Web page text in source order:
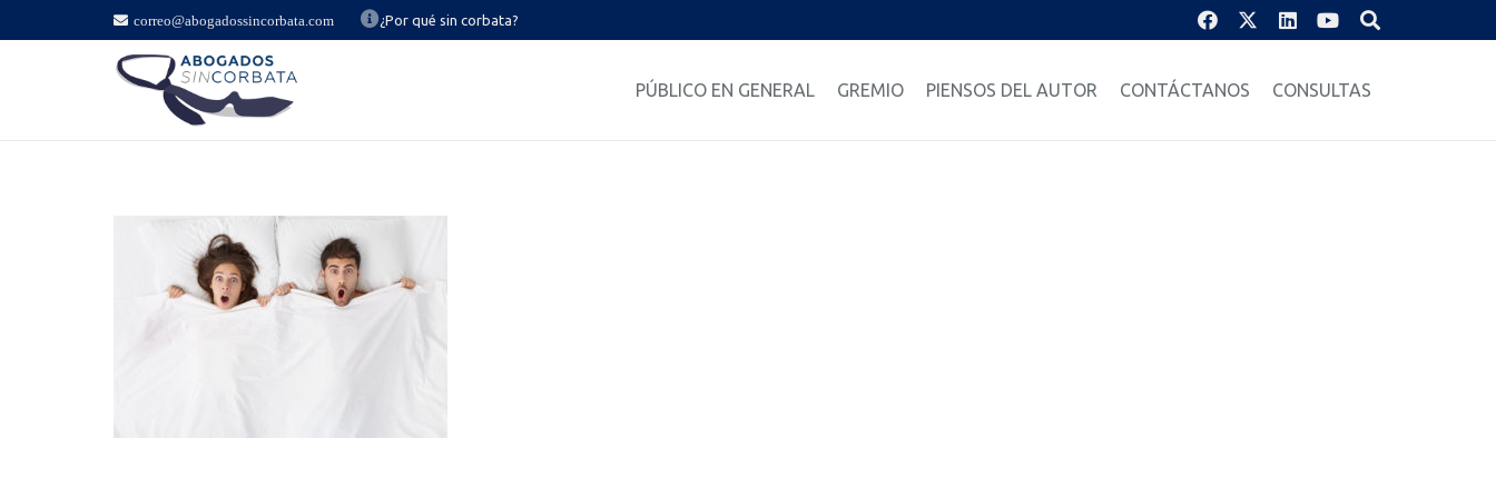
correo@abogadossincorbata.com ¿Por qué sin corbata?
PÚBLICO EN GENERAL GREMIO PIENSOS DEL AUTOR CONTÁCTANOS CONSULTAS